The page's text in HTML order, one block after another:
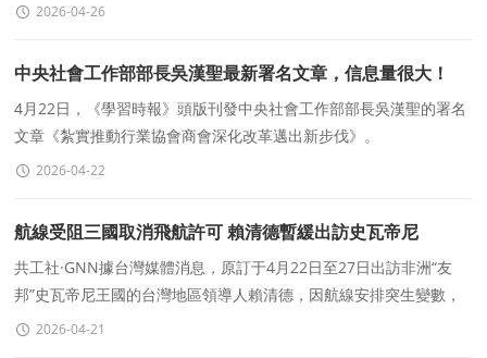
2026-04-26
中央社會工作部部長吳漢聖最新署名文章，信息量很大！
4月22日，《學習時報》頭版刊發中央社會工作部部長吳漢聖的署名
文章《紮實推動行業協會商會深化改革邁出新步伐》。
2026-04-22
航線受阻三國取消飛航許可 賴清德暫緩出訪史瓦帝尼
共工社·GNN據台灣媒體消息，原訂于4月22日至27日出訪非洲“友
邦”史瓦帝尼王國的台灣地區領導人賴清德，因航線安排突生變數，
行程已臨時宣布暫緩。
2026-04-21